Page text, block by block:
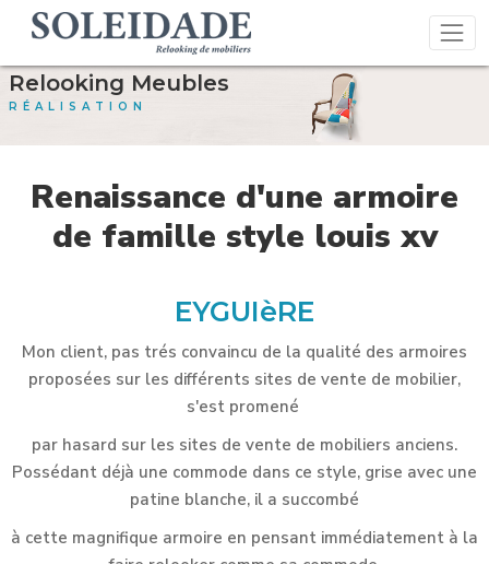
Relooking Meubles
RÉALISATION
Renaissance d'une armoire
de famille style louis xv
EYGUIèRE
Mon client, pas trés convaincu de la qualité des armoires
proposées sur les différents sites de vente de mobilier,
s'est promené
par hasard sur les sites de vente de mobiliers anciens.
Possédant déjà une commode dans ce style, grise avec une
patine blanche, il a succombé
à cette magnifique armoire en pensant immédiatement à la